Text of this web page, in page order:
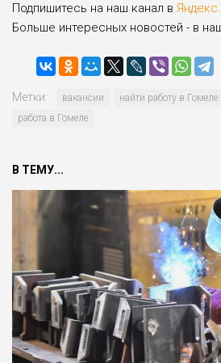
Подпишитесь на наш канал в
Больше интересных новостей - в
Метки: вакансии найти работу в Гомеле
работа в Гомеле
В ТЕМУ...